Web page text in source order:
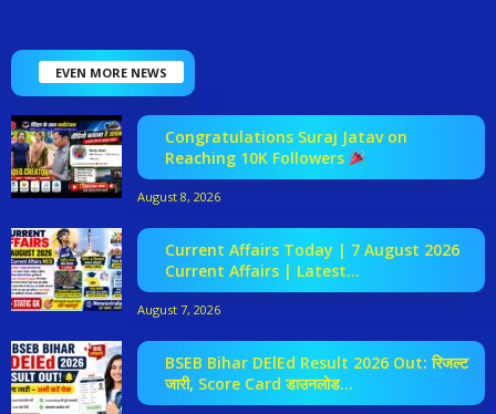
EVEN MORE NEWS
Congratulations Suraj Jatav on
Reaching 10K Followers
August 8, 2026
Current Affairs Today | 7 August 2026
Current Affairs | Latest...
August 7, 2026
BSEB Bihar DElEd Result 2026 Out: रिजल्ट
जारी, Score Card डाउनलोड...